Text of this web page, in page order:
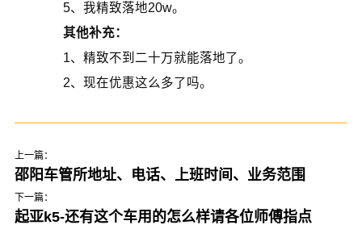
5、我精致落地20w。
其他补充：
1、精致不到二十万就能落地了。
2、现在优惠这么多了吗。
上一篇：
邵阳车管所地址、电话、上班时间、业务范围
下一篇：
起亚k5-还有这个车用的怎么样请各位师傅指点